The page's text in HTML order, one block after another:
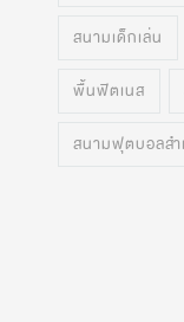
สนามเด็กเล่น
พื้นฟิตเนส
สนามฟุตบอลสำ